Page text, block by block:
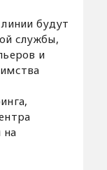
будут
службы,
и
на